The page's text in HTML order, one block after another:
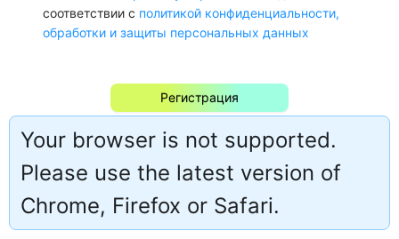
соответствии с политикой конфиденциальности,
обработки и защиты персональных данных
Регистрация
Уже есть аккаунт? Авторизация
Русский
Your browser is not supported.
Please use the latest version of
Chrome, Firefox or Safari.